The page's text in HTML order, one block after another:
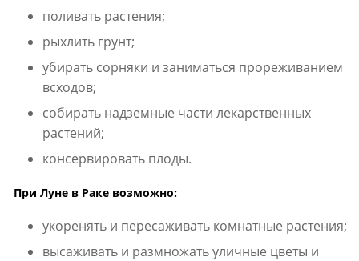
поливать растения;
рыхлить грунт;
убирать сорняки и заниматься прореживанием
всходов;
собирать надземные части лекарственных
растений;
консервировать плоды.
При Луне в Раке возможно:
укоренять и пересаживать комнатные растения;
высаживать и размножать уличные цветы и